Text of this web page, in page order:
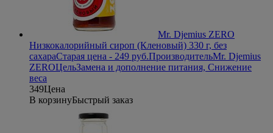
Mr. Djemius ZERO
Низкокалорийный сироп (Кленовый) 330 г, без
сахараСтарая цена - 249 руб.ПроизводительMr. Djemius
ZEROЦельЗамена и дополнение питания, Снижение
веса
349Цена
В корзинуБыстрый заказ